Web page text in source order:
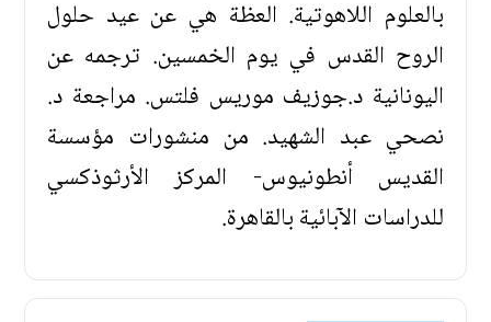
بالعلوم اللاهوتية. العظة هي عن عيد حلول
الروح القدس في يوم الخمسين. ترجمه عن
اليونانية د.جوزيف موريس فلتس. مراجعة د.
نصحي عبد الشهيد. من منشورات مؤسسة
القديس أنطونيوس- المركز الأرثوذكسي
للدراسات الآبائية بالقاهرة.